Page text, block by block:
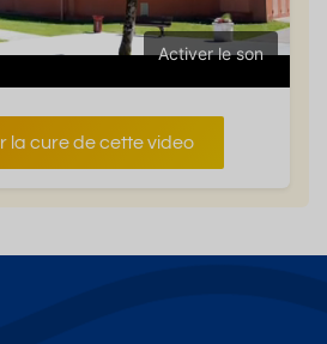
Activer le son
la cure de cette video